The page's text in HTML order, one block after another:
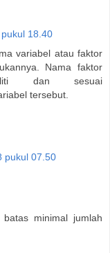
18.40
variabel atau faktor
Nama faktor
dan sesuai
tersebut.
pukul 07.50
minimal jumlah